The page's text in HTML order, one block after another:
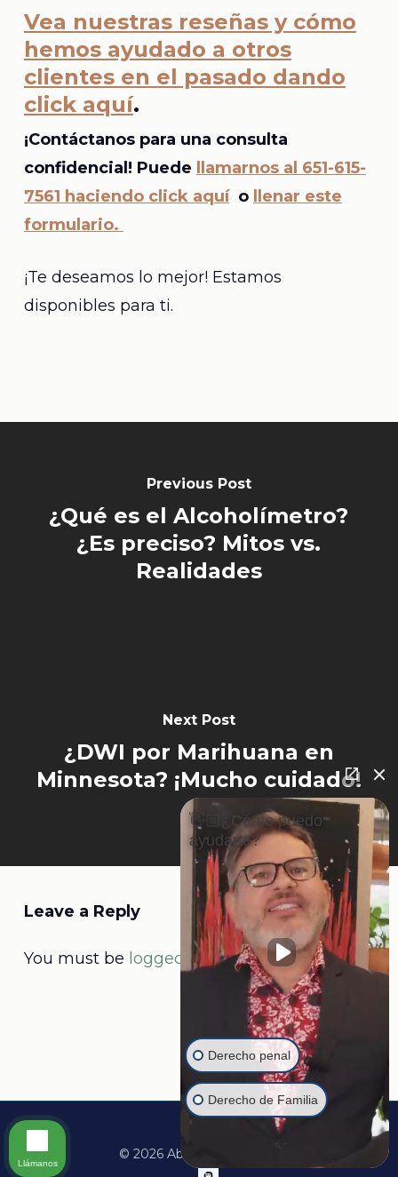
Vea nuestras reseñas y cómo
hemos ayudado a otros
clientes en el pasado dando
click aquí.
¡Contáctanos para una consulta
confidencial! Puede
llamarnos al 651-615-
7561 haciendo click aquío
llenar este
formulario.
¡Te deseamos lo mejor! Estamos
disponibles para ti.
Previous Post
¿Qué es el Alcoholímetro?
¿Es preciso? Mitos vs.
Realidades
Next Post
¿DWI por Marihuana en
Minnesota? ¡Mucho cuidado!
Leave a Reply
You must be logged into post a comment.
© 2026 Abogado Martine.
👋🏼¿Cómo puedo
ayudarte?
Derecho penal
Derecho de Familia
Llámanos